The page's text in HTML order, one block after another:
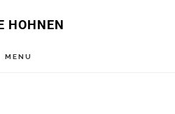
HOHNEN
MENU